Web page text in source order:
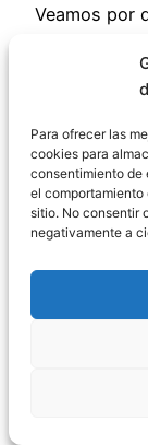
Para ofrecer las
cookies para
consentimiento de
el
sitio. No consentir
negativamente a
Veamos por
protectora
situación de
quien debe